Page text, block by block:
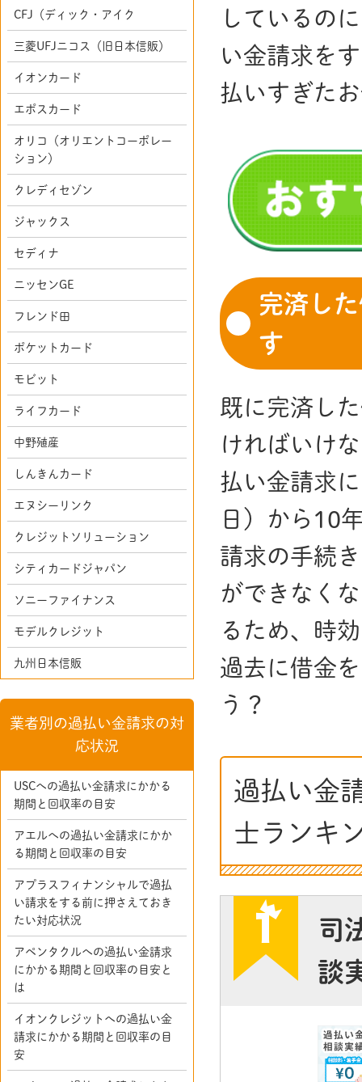
しているの
い金請求を
払いすぎた
完済し
す
既に完済し
ければいけ
払い金請求
日）から10
請求の手続
ができなく
るため、時
過去に借金
う？
過払い金
士ランキ
司
談
CFJ（ディック・アイク
三菱UFJニコス（旧日本信販）
イオンカード
エポスカード
オリコ（オリエントコーポレー
ション）
クレディセゾン
ジャックス
セディナ
ニッセンGE
フレンド田
ポケットカード
モビット
ライフカード
中野殖産
しんきんカード
エヌシーリンク
クレジットソリューション
シティカードジャパン
ソニーファイナンス
モデルクレジット
九州日本信販
業者別の過払い金請求の対
応状況
USCへの過払い金請求にかかる
期間と回収率の目安
アエルへの過払い金請求にかか
る期間と回収率の目安
アプラスフィナンシャルで過払
い請求をする前に押さえておき
たい対応状況
アペンタクルへの過払い金請求
にかかる期間と回収率の目安と
は
イオンクレジットへの過払い金
請求にかかる期間と回収率の目
安